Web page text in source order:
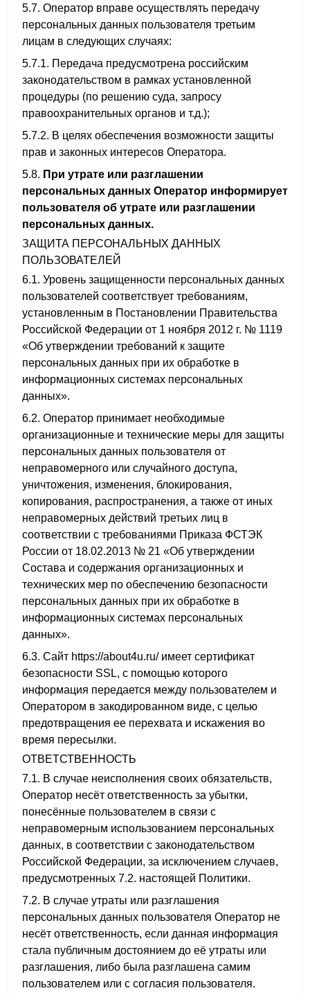
5.7. Оператор вправе осуществлять передачу
персональных данных пользователя третьим
лицам в следующих случаях:
5.7.1. Передача предусмотрена российским
законодательством в рамках установленной
процедуры (по решению суда, запросу
правоохранительных органов и т.д.);
5.7.2. В целях обеспечения возможности защиты
прав и законных интересов Оператора.
5.8. При утрате или разглашении
персональных данных Оператор информирует
пользователя об утрате или разглашении
персональных данных.
ЗАЩИТА ПЕРСОНАЛЬНЫХ ДАННЫХ
ПОЛЬЗОВАТЕЛЕЙ
6.1. Уровень защищенности персональных данных
пользователей соответствует требованиям,
установленным в Постановлении Правительства
Российской Федерации от 1 ноября 2012 г. № 1119
«Об утверждении требований к защите
персональных данных при их обработке в
информационных системах персональных
данных».
6.2. Оператор принимает необходимые
организационные и технические меры для защиты
персональных данных пользователя от
неправомерного или случайного доступа,
уничтожения, изменения, блокирования,
копирования, распространения, а также от иных
неправомерных действий третьих лиц в
соответствии с требованиями Приказа ФСТЭК
России от 18.02.2013 № 21 «Об утверждении
Состава и содержания организационных и
технических мер по обеспечению безопасности
персональных данных при их обработке в
информационных системах персональных
данных».
6.3. Сайт https://about4u.ru/ имеет сертификат
безопасности SSL, с помощью которого
информация передается между пользователем и
Оператором в закодированном виде, с целью
предотвращения ее перехвата и искажения во
время пересылки.
ОТВЕТСТВЕННОСТЬ
7.1. В случае неисполнения своих обязательств,
Оператор несёт ответственность за убытки,
понесённые пользователем в связи с
неправомерным использованием персональных
данных, в соответствии с законодательством
Российской Федерации, за исключением случаев,
предусмотренных 7.2. настоящей Политики.
7.2. В случае утраты или разглашения
персональных данных пользователя Оператор не
несёт ответственность, если данная информация
стала публичным достоянием до её утраты или
разглашения, либо была разглашена самим
пользователем или с согласия пользователя.